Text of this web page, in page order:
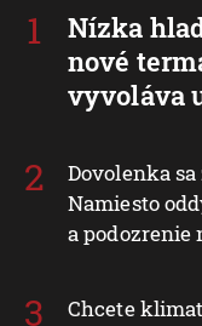
Nízka
nové
vyvoláva
Dovolenka
Namiesto
a podozrenie
Chcete